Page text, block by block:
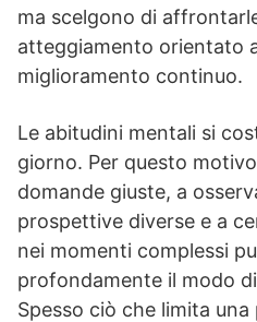
ma scelgono di
atteggiamento orientato
miglioramento continuo.
Le abitudini mentali si
giorno. Per questo
domande giuste, a
prospettive diverse e a
nei momenti complessi
profondamente il modo
Spesso ciò che limita